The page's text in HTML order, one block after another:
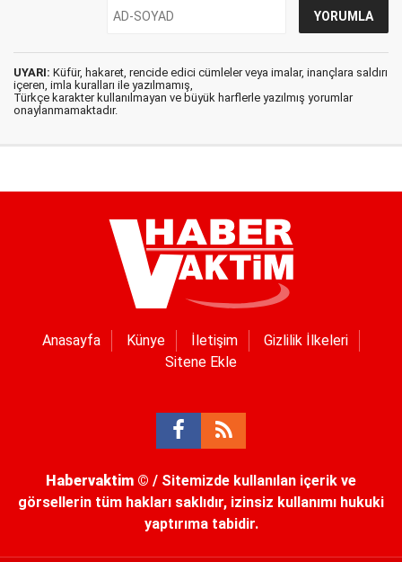
UYARI: Küfür, hakaret, rencide edici cümleler veya imalar, inançlara saldırı
içeren, imla kuralları ile yazılmamış,
Türkçe karakter kullanılmayan ve büyük harflerle yazılmış yorumlar
onaylanmamaktadır.
Anasayfa Künye İletişim
Gizlilik İlkeleri
Sitene Ekle
Habervaktim © / Sitemizde kullanılan içerik ve
görsellerin tüm hakları saklıdır, izinsiz kullanımı hukuki
yaptırıma tabidir.